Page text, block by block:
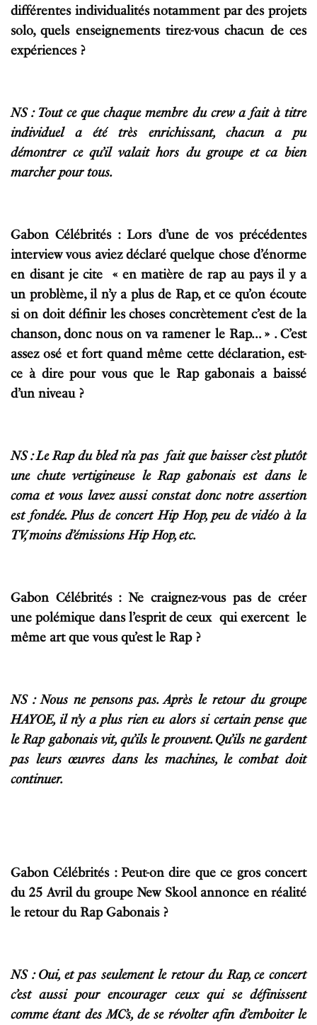
différentes individualités notamment par des projets
solo, quels enseignements tirez-vous chacun de ces
expériences ?
NS : Tout ce que chaque membre du crew a fait à titre
individuel a été très enrichissant, chacun a pu
démontrer ce qu’il valait hors du groupe et ca bien
marcher pour tous.
Gabon Célébrités : Lors d’une de vos précédentes
interview vous aviez déclaré quelque chose d’énorme
en disant je cite « en matière de rap au pays il y a
un problème, il n’y a plus de Rap, et ce qu’on écoute
si on doit définir les choses concrètement c’est de la
chanson, donc nous on va ramener le Rap… » . C’est
assez osé et fort quand même cette déclaration, est-
ce à dire pour vous que le Rap gabonais a baissé
d’un niveau ?
NS : Le Rap du bled n’a pas fait que baisser c’est plutôt
une chute vertigineuse le Rap gabonais est dans le
coma et vous lavez aussi constat donc notre assertion
est fondée. Plus de concert Hip Hop, peu de vidéo à la
TV, moins d’émissions Hip Hop, etc.
Gabon Célébrités : Ne craignez-vous pas de créer
une polémique dans l’esprit de ceux qui exercent le
même art que vous qu’est le Rap ?
NS : Nous ne pensons pas. Après le retour du groupe
HAYOE, il n’y a plus rien eu alors si certain pense que
le Rap gabonais vit, qu’ils le prouvent. Qu’ils ne gardent
pas leurs œuvres dans les machines, le combat doit
continuer.
Gabon Célébrités : Peut-on dire que ce gros concert
du 25 Avril du groupe New Skool annonce en réalité
le retour du Rap Gabonais ?
NS : Oui, et pas seulement le retour du Rap, ce concert
c’est aussi pour encourager ceux qui se définissent
comme étant des MC’s, de se révolter afin d’emboiter le